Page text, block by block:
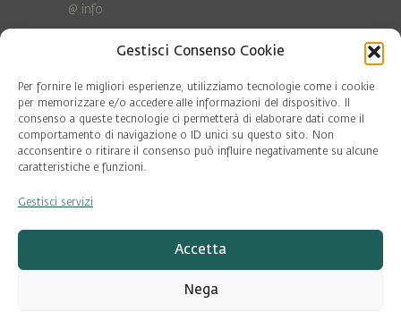
Gestisci Consenso Cookie
Per fornire le migliori esperienze, utilizziamo tecnologie come i cookie
per memorizzare e/o accedere alle informazioni del dispositivo. Il
consenso a queste tecnologie ci permetterà di elaborare dati come il
comportamento di navigazione o ID unici su questo sito. Non
acconsentire o ritirare il consenso può influire negativamente su alcune
caratteristiche e funzioni.
Gestisci servizi
Accetta
Nega
@ info
Privacy Policy
Cookie policy
COD. FISC. 97081560159
P.IVA 06375640965
© Pool Ambiente 2026
DESIGN & DEVELOPMENT by